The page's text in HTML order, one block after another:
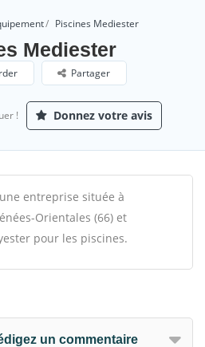
Piscines Mediester
Mediester
Partager
! Donnez votre avis
entreprise située à
Orientales (66) et
pour les piscines.
un commentaire